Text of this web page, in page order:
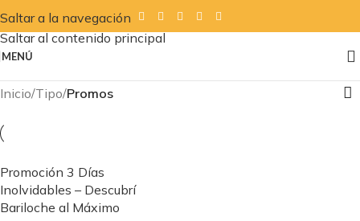
Saltar a la navegación
Saltar al contenido principal
MENÚ
Inicio/Tipo/Promos
Promoción 3 Días
Inolvidables – Descubrí
Bariloche al Máximo